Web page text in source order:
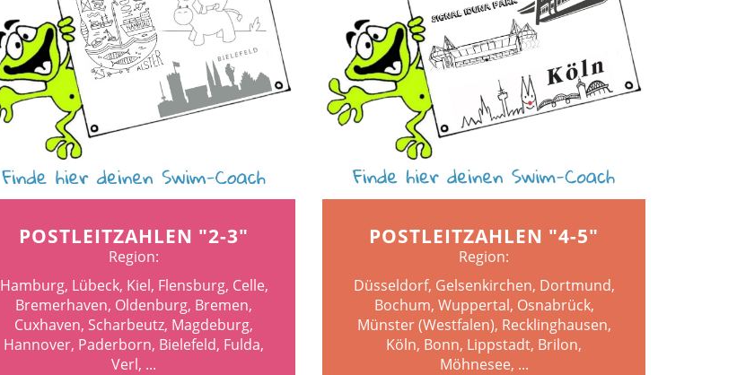
POSTLEITZAHLEN "2-3"
Region:
Hamburg, Lübeck, Kiel, Flensburg, Celle,
Bremerhaven, Oldenburg, Bremen,
Cuxhaven, Scharbeutz, Magdeburg,
Hannover, Paderborn, Bielefeld, Fulda,
Verl, ...
POSTLEITZAHLEN "4-5"
Region:
Düsseldorf, Gelsenkirchen, Dortmund,
Bochum, Wuppertal, Osnabrück,
Münster (Westfalen), Recklinghausen,
Köln, Bonn, Lippstadt, Brilon,
Möhnesee, ...